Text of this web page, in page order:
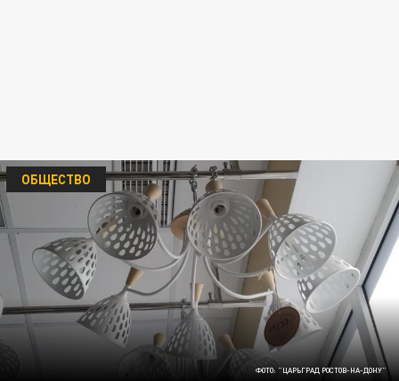
ФОТО: "ЦАРЬГРАД РОСТОВ-НА-ДОНУ"
ОБЩЕСТВО